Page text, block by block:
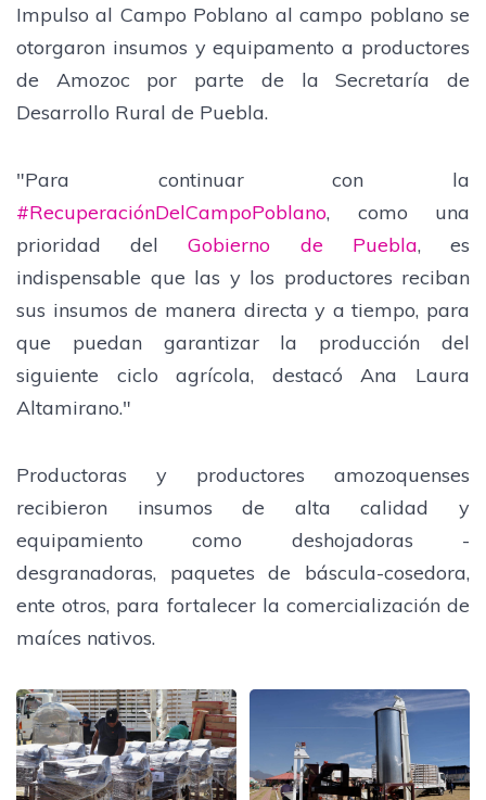
Impulso al Campo Poblano al campo poblano se
otorgaron insumos y equipamento a productores
de Amozoc por parte de la Secretaría de
Desarrollo Rural de Puebla.
"Para continuar con la
#RecuperaciónDelCampoPoblano, como una
prioridad delGobierno de Puebla, es
indispensable que las y los productores reciban
sus insumos de manera directa y a tiempo, para
que puedan garantizar la producción del
siguiente ciclo agrícola, destacó Ana Laura
Altamirano."
Productoras y productores amozoquenses
recibieron insumos de alta calidad y
equipamiento como deshojadoras -
desgranadoras, paquetes de báscula-cosedora,
ente otros, para fortalecer la comercialización de
maíces nativos.